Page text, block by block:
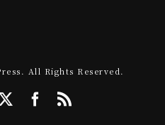
All Rights Reserved.
Facebook